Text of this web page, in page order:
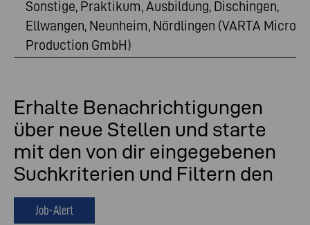
Sonstige, Praktikum, Ausbildung, Dischingen,
Ellwangen, Neunheim, Nördlingen (VARTA Micro
Production GmbH)
Erhalte Benachrichtigungen
über neue Stellen und starte
mit den von dir eingegebenen
Suchkriterien und Filtern den
Job-Alert